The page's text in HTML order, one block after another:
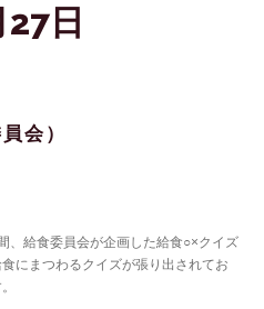
日
会）
、給食委員会が企画した給食○×クイズ
にまつわるクイズが張り出されてお